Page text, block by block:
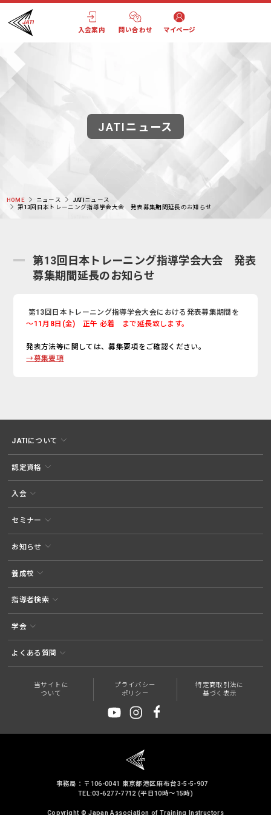
入会案内 問い合わせ マイページ
JATIニュース
HOME ニュース
JATIニュース
第13回日本トレーニング指導学会大会 発表募集期間延長のお知らせ
第13回日本トレーニング指導学会大会 発表
募集期間延長のお知らせ
第13回日本トレーニング指導学会大会における発表募集期間を
～11月8日(金) 正午 必着 まで延長致します。
発表方法等に関しては、募集要項をご確認ください。
→募集要項
JATIについて
認定資格
入会
セミナー
お知らせ
養成校
指導者検索
学会
よくある質問
当サイトに
ついて
プライバシー
ポリシー
特定商取引法に
基づく表示
事務局：〒106-0041 東京都港区麻布台3-5-5-907
TEL:03-6277-7712 (平日10時～15時)
Copyright © Japan Association of Training Instructors